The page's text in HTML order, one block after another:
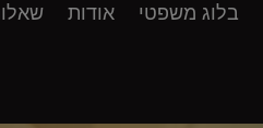
בלוג משפטי אודות